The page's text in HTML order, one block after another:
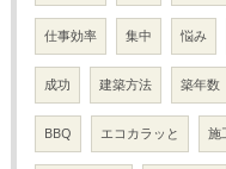
仕事効率 集中 悩み
成功 建築方法 築年数
BBQ エコカラッと 施